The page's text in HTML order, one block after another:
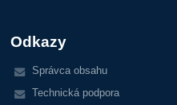
Odkazy
Správca obsahu
Technická podpora